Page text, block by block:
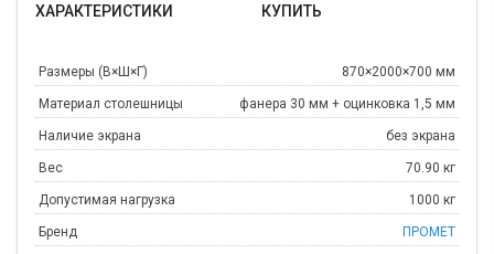
ХАРАКТЕРИСТИКИ КУПИТЬ
Размеры (В×Ш×Г) 870×2000×700 мм
Материал столешницы фанера 30 мм + оцинковка 1,5 мм
Наличие экрана без экрана
Вес 70.90 кг
Допустимая нагрузка 1000 кг
Бренд ПРОМЕТ